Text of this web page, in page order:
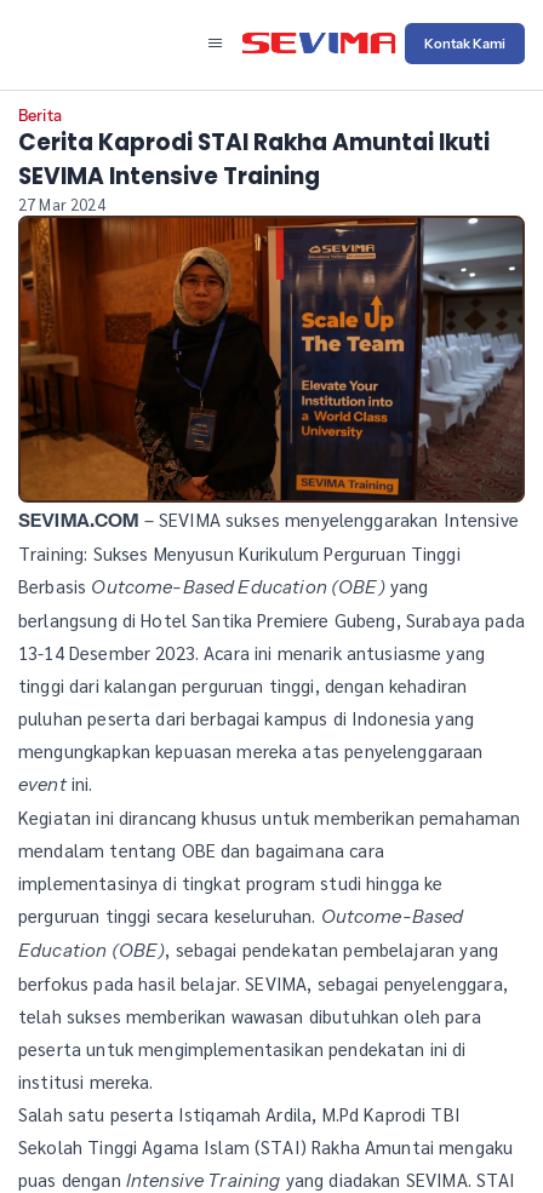
Kontak Kami
Berita
Cerita Kaprodi STAI Rakha Amuntai Ikuti
SEVIMA Intensive Training
27 Mar 2024
SEVIMA.COM – SEVIMA sukses menyelenggarakan Intensive
Training: Sukses Menyusun Kurikulum Perguruan Tinggi
Berbasis Outcome-Based Education (OBE)yang
berlangsung di Hotel Santika Premiere Gubeng, Surabaya pada
13-14 Desember 2023. Acara ini menarik antusiasme yang
tinggi dari kalangan perguruan tinggi, dengan kehadiran
puluhan peserta dari berbagai kampus di Indonesia yang
mengungkapkan kepuasan mereka atas penyelenggaraan
eventini.
Kegiatan ini dirancang khusus untuk memberikan pemahaman
mendalam tentang OBE dan bagaimana cara
implementasinya di tingkat program studi hingga ke
perguruan tinggi secara keseluruhan. Outcome-Based
Education (OBE) , sebagai pendekatan pembelajaran yang
berfokus pada hasil belajar. SEVIMA, sebagai penyelenggara,
telah sukses memberikan wawasan dibutuhkan oleh para
peserta untuk mengimplementasikan pendekatan ini di
institusi mereka.
Salah satu peserta Istiqamah Ardila, M.Pd Kaprodi TBI
Sekolah Tinggi Agama Islam (STAI) Rakha Amuntai mengaku
puas dengan Intensive Training yang diadakan SEVIMA. STAI